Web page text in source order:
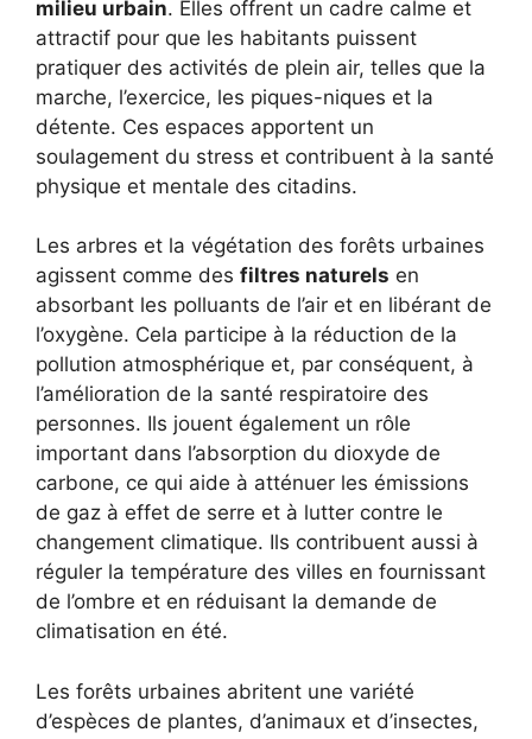
milieu urbain. Elles offrent un cadre calme et
attractif pour que les habitants puissent
pratiquer des activités de plein air, telles que la
marche, l’exercice, les piques-niques et la
détente. Ces espaces apportent un
soulagement du stress et contribuent à la santé
physique et mentale des citadins.
Les arbres et la végétation des forêts urbaines
agissent comme des filtres naturels en
absorbant les polluants de l’air et en libérant de
l’oxygène. Cela participe à la réduction de la
pollution atmosphérique et, par conséquent, à
l’amélioration de la santé respiratoire des
personnes. Ils jouent également un rôle
important dans l’absorption du dioxyde de
carbone, ce qui aide à atténuer les émissions
de gaz à effet de serre et à lutter contre le
changement climatique. Ils contribuent aussi à
réguler la température des villes en fournissant
de l’ombre et en réduisant la demande de
climatisation en été.
Les forêts urbaines abritent une variété
d’espèces de plantes, d’animaux et d’insectes,